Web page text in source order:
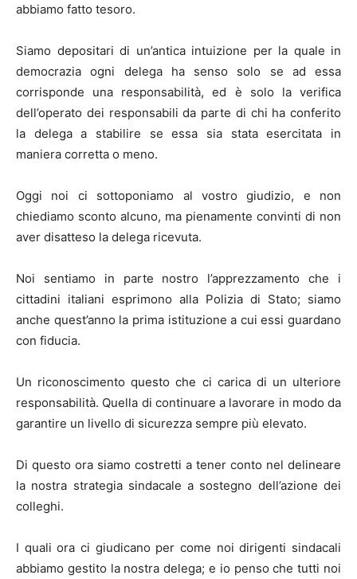
abbiamo fatto tesoro.
Siamo depositari di un’antica intuizione per la quale in
democrazia ogni delega ha senso solo se ad essa
corrisponde una responsabilità, ed è solo la verifica
dell’operato dei responsabili da parte di chi ha conferito
la delega a stabilire se essa sia stata esercitata in
maniera corretta o meno.
Oggi noi ci sottoponiamo al vostro giudizio, e non
chiediamo sconto alcuno, ma pienamente convinti di non
aver disatteso la delega ricevuta.
Noi sentiamo in parte nostro l’apprezzamento che i
cittadini italiani esprimono alla Polizia di Stato; siamo
anche quest’anno la prima istituzione a cui essi guardano
con fiducia.
Un riconoscimento questo che ci carica di un ulteriore
responsabilità. Quella di continuare a lavorare in modo da
garantire un livello di sicurezza sempre più elevato.
Di questo ora siamo costretti a tener conto nel delineare
la nostra strategia sindacale a sostegno dell’azione dei
colleghi.
I quali ora ci giudicano per come noi dirigenti sindacali
abbiamo gestito la nostra delega; e io penso che tutti noi